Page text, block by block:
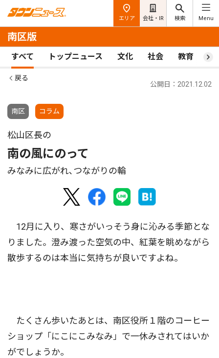
エリア 会社・IR 検索 Menu
南区版
すべて トップニュース 文化 社会 教育 ス
戻る
南区 コラム
公開日：2021.12.02
松山区長の
南の風にのって
みなみに広がれ､つながりの輪
12月に入り、寒さがいっそう身に沁みる季節とな
りました。澄み渡った空気の中、紅葉を眺めながら
散歩するのは本当に気持ちが良いですよね。
たくさん歩いたあとは、南区役所１階のコーヒー
ショップ「にこにこみなみ」で一休みされてはいか
がでしょうか。